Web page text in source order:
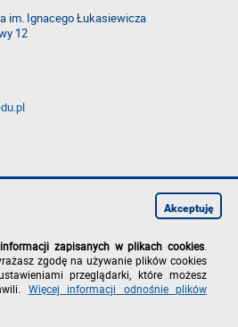
im. Ignacego Łukasiewicza
12
zapisanych w plikach cookies
zgodę na używanie plików cookies
przeglądarki, które możesz
Więcej informacji odnośnie plików
Akceptuję